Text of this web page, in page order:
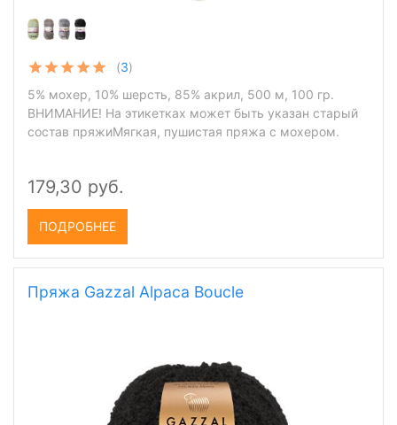
(3)
5% мохер, 10% шерсть, 85% акрил, 500 м, 100 гр.
ВНИМАНИЕ! На этикетках может быть указан старый
состав пряжиМягкая, пушистая пряжа с мохером.
179,30 руб.
ПОДРОБНЕЕ
Пряжа Gazzal Alpaca Boucle